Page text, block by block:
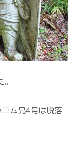
ム兄4号は脱落